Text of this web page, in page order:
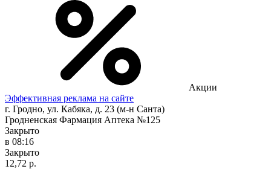
Акции
Эффективная реклама на сайте
г. Гродно, ул. Кабяка, д. 23 (м-н Санта)
Гродненская Фармация Аптека №125
Закрыто
в 08:16
Закрыто
12,72 р.